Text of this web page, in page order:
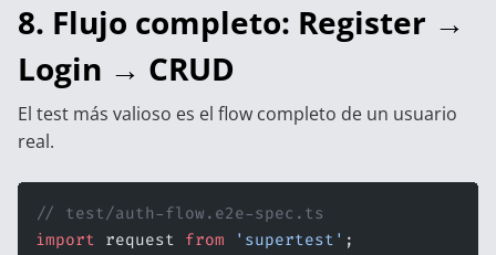
8. Flujo completo: Register →
Login → CRUD
El test más valioso es el flow completo de un usuario
real.
// test/auth-flow.e2e-spec.ts
import request from 'supertest' ;